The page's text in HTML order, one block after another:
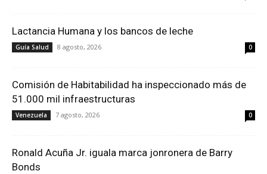
Lactancia Humana y los bancos de leche
Guía Salud 8 agosto, 2026 0
Comisión de Habitabilidad ha inspeccionado más de
51.000 mil infraestructuras
Venezuela 7 agosto, 2026 0
Ronald Acuña Jr. iguala marca jonronera de Barry
Bonds